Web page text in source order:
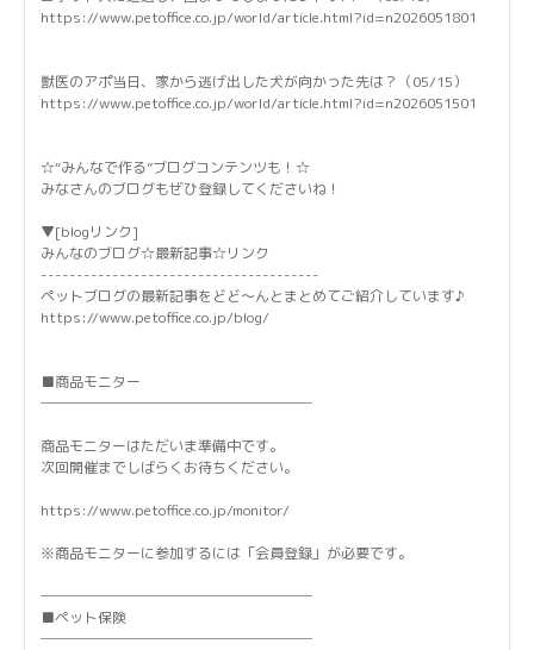
https://www.petoffice.co.jp/world/article.html?id=n2026051801
獣医のアポ当日、家から逃げ出した犬が向かった先は？（05/15）
https://www.petoffice.co.jp/world/article.html?id=n2026051501
☆“みんなで作る”ブログコンテンツも！☆
みなさんのブログもぜひ登録してくださいね！
▼[blogリンク]
みんなのブログ☆最新記事☆リンク
---------------------------------------
ペットブログの最新記事をどど～んとまとめてご紹介しています♪
https://www.petoffice.co.jp/blog/
■商品モニター
───────────────────
商品モニターはただいま準備中です。
次回開催までしばらくお待ちください。
https://www.petoffice.co.jp/monitor/
※商品モニターに参加するには「会員登録」が必要です。
───────────────────
■ペット保険
───────────────────